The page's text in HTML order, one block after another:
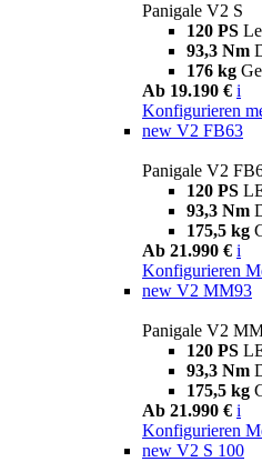
Panigale V2 S
120 PS
93,3 Nm
176 kg
Ab 19.190 € i
Konfigurieren
new V2 FB63
Panigale V2
120 PS
93,3 Nm
175,5 kg
Ab 21.990 € i
Konfigurieren
new V2 MM93
Panigale V2
120 PS
93,3 Nm
175,5 kg
Ab 21.990 € i
Konfigurieren
new V2 S 100